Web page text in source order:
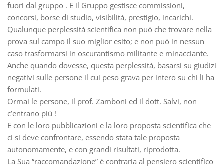
fuori dal gruppo . E il Gruppo gestisce commissioni,
concorsi, borse di studio, visibilità, prestigio, incarichi.
Qualunque perplessità scientifica non può che trovare nella
prova sul campo il suo miglior esito; e non può in nessun
caso trasformarsi in oscurantismo militante e minacciante.
Anche quando dovesse, questa perplessità, basarsi su giudizi
negativi sulle persone il cui peso grava per intero su chi li ha
formulati.
Ormai le persone, il prof. Zamboni ed il dott. Salvi, non
c’entrano più !
E con le loro pubblicazioni e la loro proposta scientifica che
ci si deve confrontare, essendo stata tale proposta
autonomamente, e con grandi risultati, riprodotta.
La Sua “raccomandazione” è contraria al pensiero scientifico